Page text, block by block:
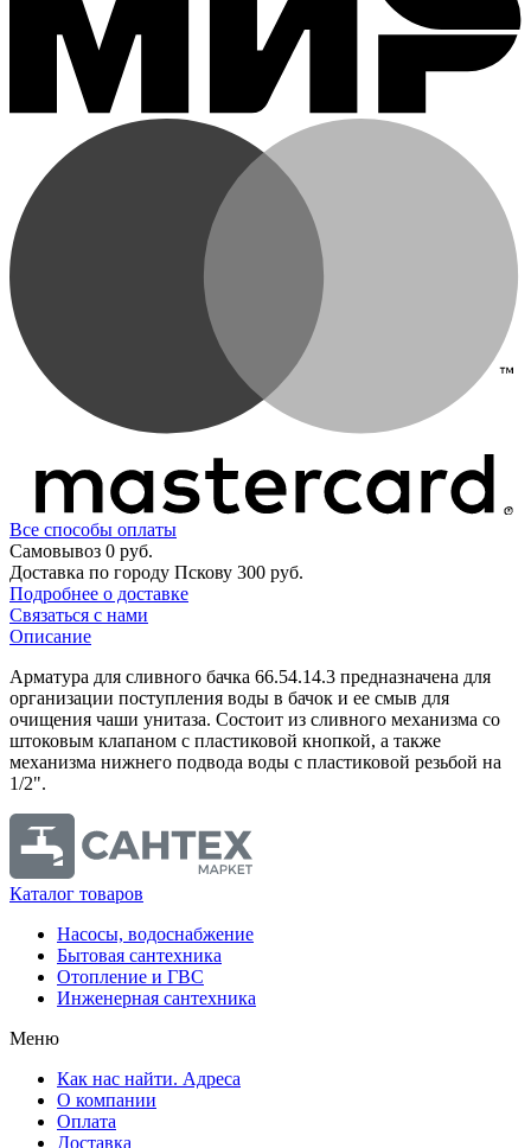
Все способы оплаты
Самовывоз 0 руб.
Доставка по городу Пскову 300 руб.
Подробнее о доставке
Связаться с нами
Описание
Арматура для сливного бачка 66.54.14.3 предназначена для
организации поступления воды в бачок и ее смыв для
очищения чаши унитаза. Состоит из сливного механизма со
штоковым клапаном с пластиковой кнопкой, а также
механизма нижнего подвода воды с пластиковой резьбой на
1/2".
Каталог товаров
Насосы, водоснабжение
Бытовая сантехника
Отопление и ГВС
Инженерная сантехника
Меню
Как нас найти. Адреса
О компании
Оплата
Доставка